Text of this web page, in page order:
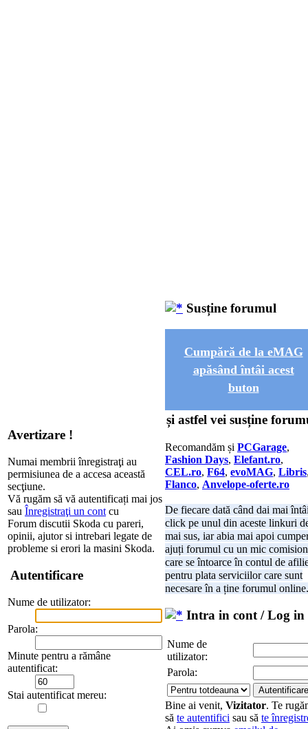
Avertizare !
Numai membrii înregistraţi au
permisiunea de a accesa această
secţiune.
Vă rugăm să vă autentificați mai jos
sau Înregistraţi un cont cu
Forum discutii Skoda cu pareri,
opinii, ajutor si intrebari legate de
probleme si erori la masini Skoda.
Autentificare
Nume de utilizator:
Parola:
Minute pentru a rămâne
autentificat:
Stai autentificat mereu:
Susține forumul
Cumpără de la eMAG
apăsând întâi acest
buton
și astfel vei susține
Recomandăm și PCGarage,
Fashion Days, Elefant.ro,
CEL.ro, F64, evoMAG, Libris
Flanco, Anvelope-oferte.ro
De fiecare dată când dai mai
click pe unul din aceste linkuri
mai sus, iar abia mai apoi
ajuți forumul cu un mic comision
care se întoarce în contul de
pentru plata serviciilor care sunt
necesare în a ține forumul online.
Intra in cont / Log in
Nume de
utilizator:
Parola:
Bine ai venit, Vizitator. Te
să te autentifici sau să te